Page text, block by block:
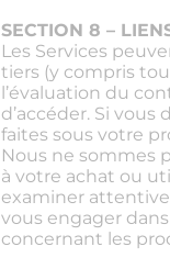
SECTION 8 –
Les Services
tiers (y compris
l’évaluation du
d’accéder. Si
faites sous votre
Nous ne sommes
à votre achat ou
examiner
vous engager
concernant les